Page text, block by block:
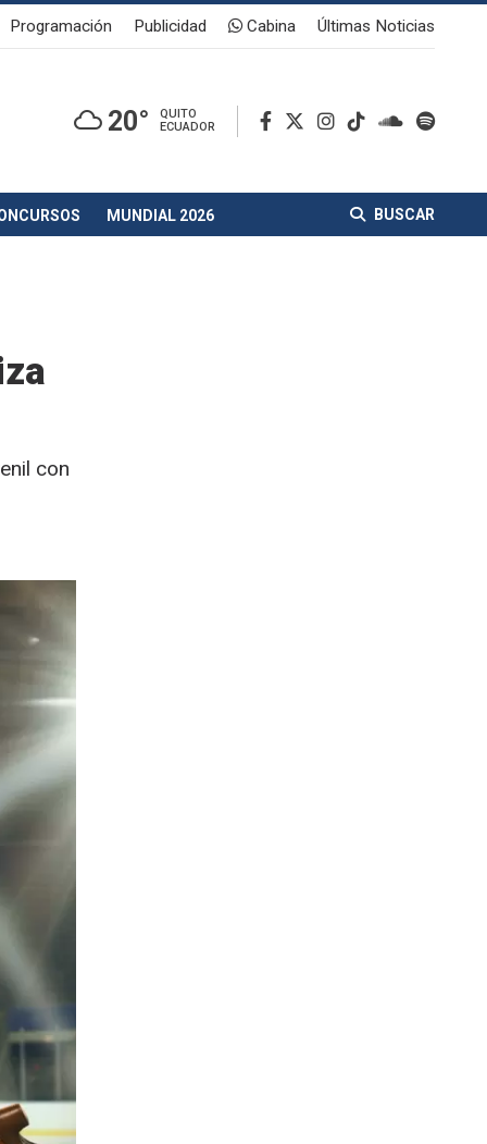
Programación Publicidad Cabina Últimas Noticias
20°
QUITO
ECUADOR
MUNDIAL 2026 BUSCAR
con